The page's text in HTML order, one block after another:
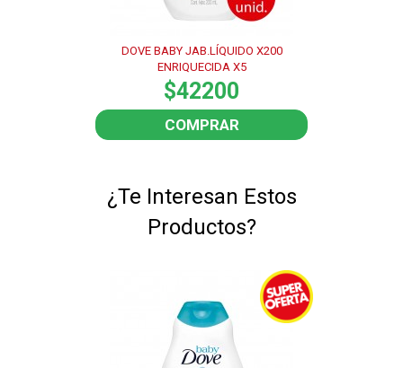
DOVE BABY JAB.LÍQUIDO X200
ENRIQUECIDA X5
$42200
COMPRAR
¿Te Interesan Estos
Productos?